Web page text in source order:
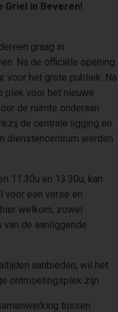
Griel in Beveren!
graag in
Na de officiële opening
voor het grote publiek. Na
plek voor het nieuwe
de ruimte onderaan
de centrale ligging en
dienstencentrum werden
11.30u en 13.30u, kan
voor een verse en
welkom, zowel
de aanliggende
aanbieden, wil het
ontmoetingsplek zijn.
tussen